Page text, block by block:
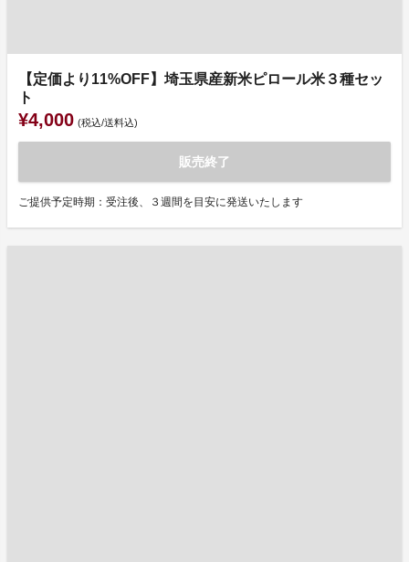
【定価より11%OFF】埼玉県産新米ピロール米３種セッ
ト
¥4,000 (税込/送料込)
販売終了
ご提供予定時期：受注後、３週間を目安に発送いたします